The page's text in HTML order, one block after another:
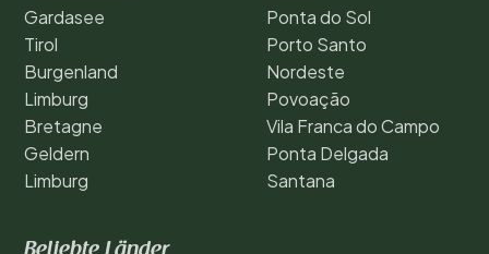
Gardasee
Tirol
Burgenland
Limburg
Bretagne
Geldern
Limburg
Ponta do Sol
Porto Santo
Nordeste
Povoação
Vila Franca do Campo
Ponta Delgada
Santana